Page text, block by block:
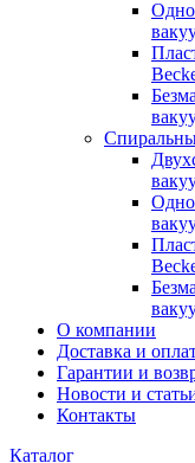
О компании
Доставка и
Гарантии и
Новости и
Контакты
Каталог